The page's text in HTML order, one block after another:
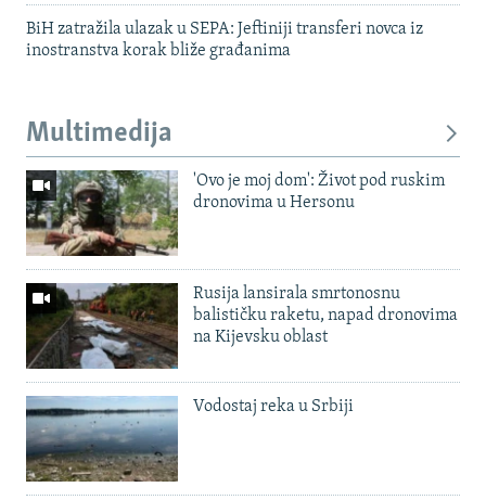
BiH zatražila ulazak u SEPA: Jeftiniji transferi novca iz
inostranstva korak bliže građanima
Multimedija
'Ovo je moj dom': Život pod ruskim
dronovima u Hersonu
Rusija lansirala smrtonosnu
balističku raketu, napad dronovima
na Kijevsku oblast
Vodostaj reka u Srbiji